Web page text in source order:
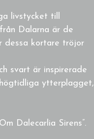
livstycket till
Dalarna är de
dessa kortare tröjor
svart är inspirerade
ytterplagget,
Dalecarlia Sirens”.